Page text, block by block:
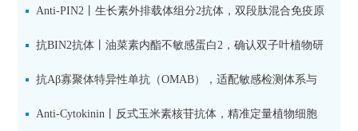
储存库
Anti-PIN2丨生长素外排载体组分2抗体，双段肽混合免疫原
设计方案
抗BIN2抗体丨油菜素内酯不敏感蛋白2，确认双子叶植物研
究数据特异性
抗Aβ寡聚体特异性单抗（OMAB），适配敏感检测体系与
活细胞实验
Anti-Cytokinin丨反式玉米素核苷抗体，精准定量植物细胞